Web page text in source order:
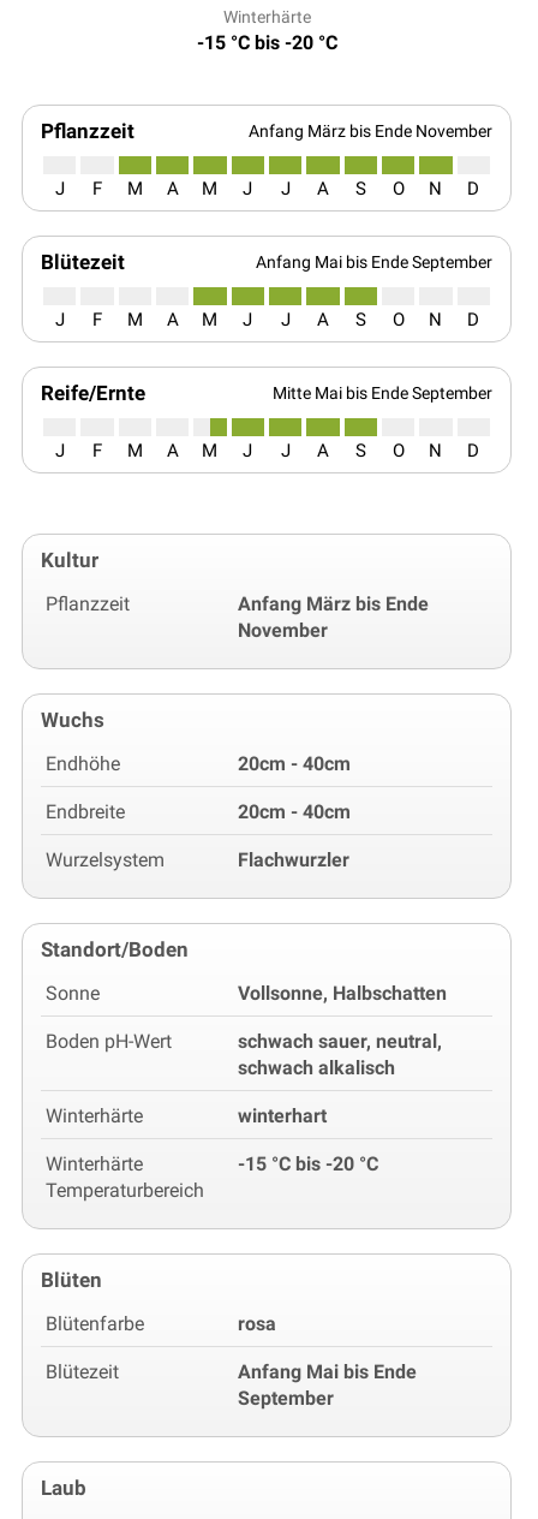
Winterhärte
-15 °C bis -20 °C
Pflanzzeit Anfang März bis Ende November
J F M A M J J A S O N D
Blütezeit Anfang Mai bis Ende September
J F M A M J J A S O N D
Reife/Ernte Mitte Mai bis Ende September
J F M A M J J A S O N D
Kultur
Pflanzzeit
Anfang März bis Ende
November
Wuchs
Endhöhe 20cm - 40cm
Endbreite 20cm - 40cm
Wurzelsystem Flachwurzler
Standort/Boden
Sonne Vollsonne, Halbschatten
Boden pH-Wert
schwach sauer, neutral,
schwach alkalisch
Winterhärte winterhart
Winterhärte
Temperaturbereich
-15 °C bis -20 °C
Blüten
Blütenfarbe rosa
Blütezeit
Anfang Mai bis Ende
September
Laub